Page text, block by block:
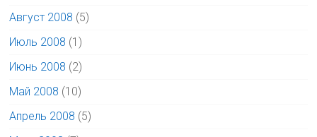
Август 2008 (5)
Июль 2008 (1)
Июнь 2008 (2)
Май 2008 (10)
Апрель 2008 (5)